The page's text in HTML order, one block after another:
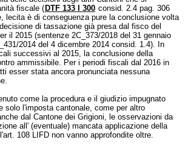
fiscale ( DTF 133 I 300 consid. 2.4 pag. 306
lecita è di conseguenza pure la conclusione volta
di tassazione già presa dal fisco del
il 2015 (sentenze 2C_373/2018 del 31 gennaio
2014 del 4 dicembre 2014 consid. 1.4). In
successivi al 2015, la conclusione della
ammissibile. Per i periodi fiscali dal 2016 in
esser stata ancora pronunciata nessuna
come la procedura e il giudizio impugnato
solo l'imposta cantonale, come per altro
dal Cantone dei Grigioni, le osservazioni da
all' (eventuale) mancata applicazione della
art. 108 LIFD non vanno approfondite oltre.